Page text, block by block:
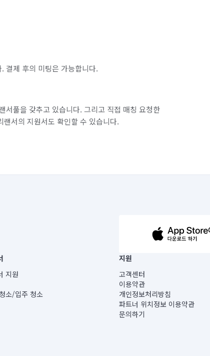
결제 후의 미팅은 가능합니다.
서풀을 갖추고 있습니다. 그리고 직접 매칭 요청한
서의 지원서도 확인할 수 있습니다.
14-5-00019 |
정보) |
빌딩) B동 5층
미소
지원
소/입주 청소
지원
고객센터
이용약관
개인정보처리방침
파트너 위치정보 이용약관
문의하기